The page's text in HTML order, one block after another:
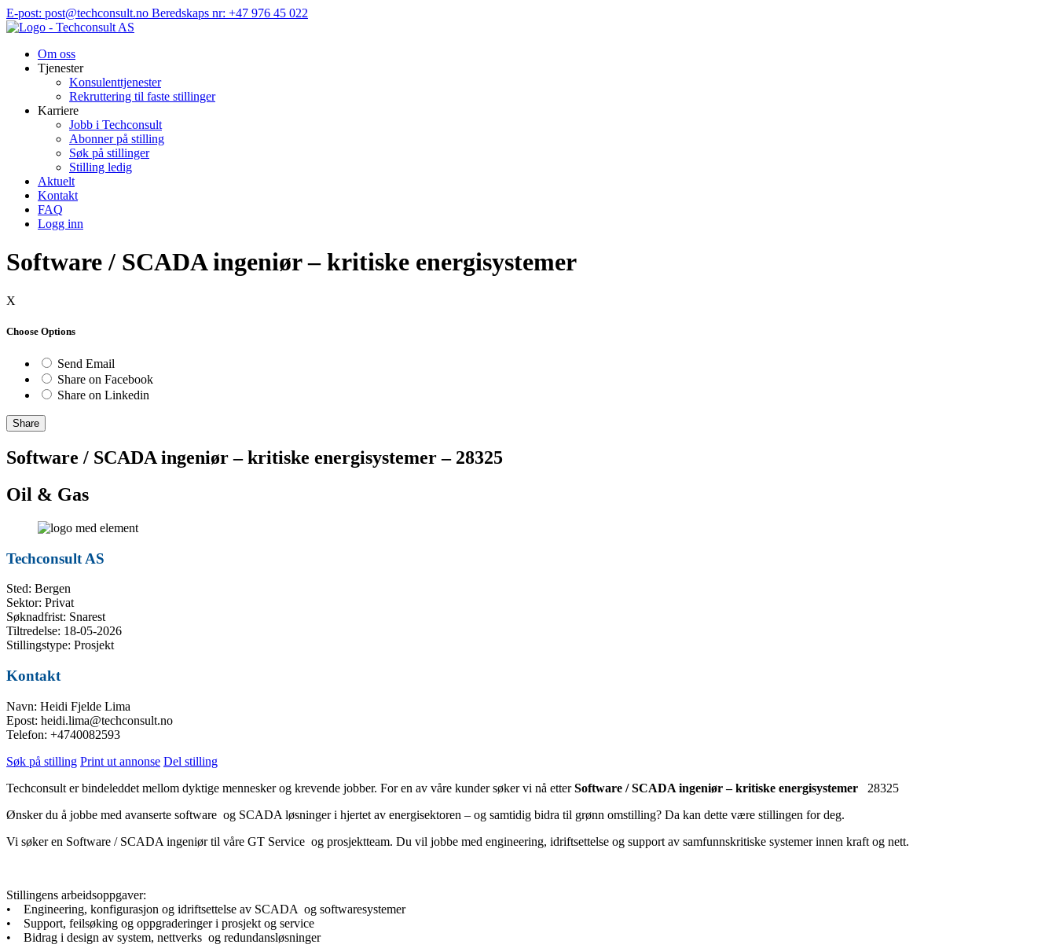
Hopp
til
E-post: post@techconsult.no Beredskaps nr: +47 976 45 022
Om oss
Tjenester
Konsulenttjenester
Rekruttering til faste stillinger
Karriere
Jobb i Techconsult
Abonner på stilling
Søk på stillinger
Stilling ledig
Aktuelt
Kontakt
FAQ
Logg inn
Software / SCADA ingeniør – kritiske energisystemer
X
Choose Options
Send Email
Share on Facebook
Share on Linkedin
Share
Software / SCADA ingeniør – kritiske energisystemer – 28325
Oil & Gas
Techconsult AS
Sted: Bergen
Sektor: Privat
Søknadfrist: Snarest
Tiltredelse: 18-05-2026
Stillingstype: Prosjekt
Kontakt
Navn: Heidi Fjelde Lima
Epost: heidi.lima@techconsult.no
Telefon: +4740082593
Søk på stilling Print ut annonse Del stilling
Techconsult er bindeleddet mellom dyktige mennesker og krevende jobber. For en av våre kunder søker vi nå etterSoftware / SCADA ingeniør – kritiske energisystemer
28325
Ønsker du å jobbe med avanserte software og SCADA løsninger i hjertet av energisektoren – og samtidig bidra til grønn omstilling? Da kan dette være stillingen for deg.
Vi søker en Software / SCADA ingeniør til våre GT Service og prosjektteam. Du vil jobbe med engineering, idriftsettelse og support av samfunnskritiske systemer innen kraft og nett.
Stillingens arbeidsoppgaver:
• Engineering, konfigurasjon og idriftsettelse av SCADA og softwaresystemer
• Support, feilsøking og oppgraderinger i prosjekt og service
• Bidrag i design av system, nettverks og redundansløsninger